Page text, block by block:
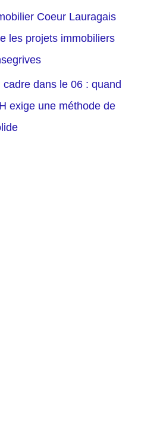
Coeur Lauragais
les projets immobiliers
cadre dans le 06 : quand
exige une méthode de